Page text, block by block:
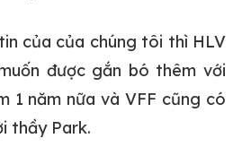
của của chúng tôi thì HLV
được gắn bó thêm với
1 năm nữa và VFF cũng có
thầy Park.